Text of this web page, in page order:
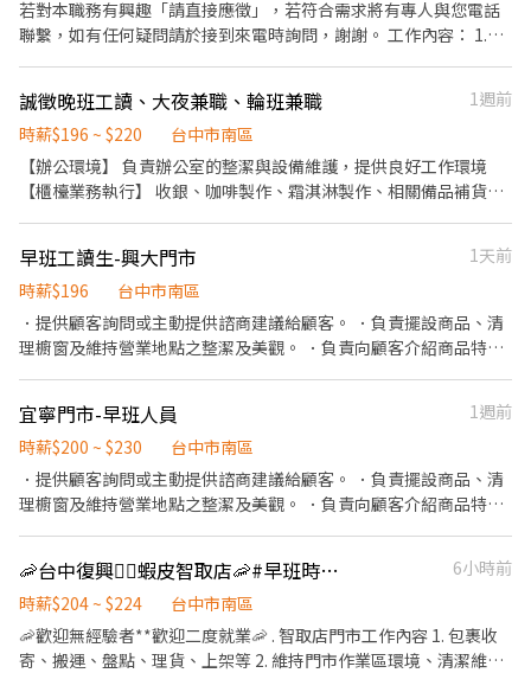
台中市西屯區何厝街86號 西屯文心店：台中市西屯區文心路三段
396號 西屯永福店：台中市西屯區永福路27號 西屯福星店：台中市
台中市大雅區雅潭路四段922號 大雅民生二店：台中市大雅區民生
路一段353號 大雅民生店：台中市大雅區民生路四段40號 大雅中山
- 智取店：台中市大雅區中清路四段8號 潭子區 潭子榮興 - 智取店：
台中市潭子區榮興街5號 潭子中山店：台中市潭子區中山路二段231
號 潭子大豐 - 智取店：台中市潭子區大豐路三段82號 豐原區 豐原新
生店：台中市豐原區新生北路63號 豐原惠陽 - 智取店：台中市豐原
區惠陽街147號 豐原向陽店：台中市豐原區向陽路327號 豐原圓環
店：台中市豐原區圓環東路315號 北區 台中五常 - 智取店：台中市
北區柳川東路四段100號 台中太原店：台中市北區太原路一段478-3
號 台中梅亭店：台中市北區梅亭街276、278號 台中崇德店：台中
市北區崇德路一段163號 台中錦中店：台中市北區錦中街16號 台中
篤行店：台中市北區篤行路377-2、377-3號 台中文昌店：台中市北
區文昌東二街76號 台中邦邦店：台中市北區中清路一段647號 西區
台中華美 - 智取店：台中市西區華美街119號 台中公正店：台中市
西區公正路143號 台中大同店：台中市西區大同街232號 台中五廊
店：台中市西區五廊街6-1號 台中五權店：台中市西區五權五街82-
2號 台中南屯店：台中市西區南屯路一段6號 台中忠誠店：台中市西
路215號 台中十甲店：台中市東區十甲路423號 太平區 太平大興 -
智取店：台中市太平區大興路138號 太平光興 - 智取店：台中市太
平區光興路719號 太平育仁店：台中市太平區育仁南路82號 南屯區
南屯春安 - 智取店：台中市南屯區春安二街38號1樓 南屯永春南
中北屯 - 智取店：台中市北屯區北屯路178之7號 北屯天津 - 智取
店：台中市北屯區天津路三段181號 北屯松竹店：台中市北屯區松
竹路二段227號 北屯陳平店：台中市北屯區陳平路60巷15號 北屯遼
陽店：台中市北屯區遼陽五街41號 西屯區 西屯逢甲 - 智取店：台中
市西屯區逢甲路70號 西屯工業 - 智取店：台中市西屯區工業區一路
96之2號 西屯何德店：台中市西屯區西屯路二段42號 西屯何厝店：
台中市西屯區何厝街86號 西屯文心店：台中市西屯區文心路三段
396號 西屯永福店：台中市西屯區永福路27號 西屯福星店：台中市
台中市大雅區雅潭路四段922號 大雅民生二店：台中市大雅區民生
路一段353號 大雅民生店：台中市大雅區民生路四段40號 大雅中山
- 智取店：台中市大雅區中清路四段8號 潭子區 潭子榮興 - 智取店：
台中市潭子區榮興街5號 潭子中山店：台中市潭子區中山路二段231
號 潭子大豐 - 智取店：台中市潭子區大豐路三段82號 豐原區 豐原新
生店：台中市豐原區新生北路63號 豐原惠陽 - 智取店：台中市豐原
區惠陽街147號 豐原向陽店：台中市豐原區向陽路327號 豐原圓環
店：台中市豐原區圓環東路315號 北區 台中五常 - 智取店：台中市
北區柳川東路四段100號 台中太原店：台中市北區太原路一段478-3
號 台中梅亭店：台中市北區梅亭街276、278號 台中崇德店：台中
市北區崇德路一段163號 台中錦中店：台中市北區錦中街16號 台中
篤行店：台中市北區篤行路377-2、377-3號 台中文昌店：台中市北
區文昌東二街76號 台中邦邦店：台中市北區中清路一段647號 西區
台中華美 - 智取店：台中市西區華美街119號 台中公正店：台中市
西區公正路143號 台中大同店：台中市西區大同街232號 台中五廊
店：台中市西區五廊街6-1號 台中五權店：台中市西區五權五街82-
2號 台中南屯店：台中市西區南屯路一段6號 台中忠誠店：台中市西
薪$234 ━━━━━━━━━━━━━ 📍 【熱門開缺地點】台中市
大里、大雅、太平、北屯、北區、西屯、西區、東區、南屯、南
區、潭子、豐原 ━━━━━━━━━━━━ 📩 【火速卡位應徵流
程】 ➊ 點擊填寫廠商制式履歷（1分鐘完成，快速安排送審）： 👉
欄位（身分證/詳細地址）錄取前皆可先不填！ ➋加入留言： 👉
https://lin.ee/OBnhVN5 私訊留下 ⌜姓名+電話 +應徵蝦皮門市人
員」💥
若對本職務有興趣「請直接應徵」，若符合需求將有專人與您電話
聯繫，如有任何疑問請於接到來電時詢問，謝謝。 工作內容： 1.協
設備與環境清潔以維護商店形象 5.其他店長、副店長交辦事項 排班
制，各班時段： 早班：07:00~15:00 中班：15:00~23:00 夜班：
23:00~07:00 (可能依當區需求，支援其他門市) 歡迎對便利商店之工
作有興趣者， 願接受店舖基礎訓練，未來依表現、績效能力可培訓
誠徵晚班工讀、大夜兼職、輪班兼職
1週前
時薪$196 ~ $220
台中市南區
【辦公環境】 負責辦公室的整潔與設備維護，提供良好工作環境
【櫃檯業務執行】 收銀、咖啡製作、霜淇淋製作、相關備品補貨
介紹與示範】 向顧客介紹商品特性、價格，並示範使用方法 【交易
處理】 負責包裝商品、收款及開立發票或收據 【銷售統計與報告】
結束營業前，統計銷售數據及盤點庫存，撰寫報表 【採購管理】 規
劃及控管採購項目，確保貨物進出數量準確 【貨品陳列】 監督店面
息流通 【人員分配】 分配工作項目，指導團隊的工作方向
早班工讀生-興大門市
1天前
時薪$196
台中市南區
．提供顧客詢問或主動提供諮商建議給顧客。 ．負責擺設商品、清
理櫥窗及維持營業地點之整潔及美觀。 ．負責向顧客介紹商品特
束營業前，統計銷售情形、盤點貨品存量及撰寫當日業務報表。
宜寧門市-早班人員
1週前
時薪$200 ~ $230
台中市南區
．提供顧客詢問或主動提供諮商建議給顧客。 ．負責擺設商品、清
理櫥窗及維持營業地點之整潔及美觀。 ．負責向顧客介紹商品特
束營業前，統計銷售情形、盤點貨品存量及撰寫當日業務報表。
🦐台中復興❤️‍🔥蝦皮智取店🦐#早班時薪 #晚班時薪 #完整教育訓練
6小時前
時薪$204 ~ $224
台中市南區
🦐歡迎無經驗者**歡迎二度就業🦐 . 智取店門市工作內容 1. 包裹收
寄、搬運、盤點、理貨、上架等 2. 維持門市作業區環境、清潔維護